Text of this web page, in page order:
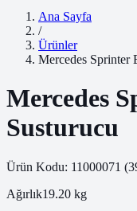
Ana Sayfa
/
Ürünler
Mercedes Sprinter
Mercedes
Susturucu
Ürün Kodu: 11000071 (
Ağırlık19.20 kg